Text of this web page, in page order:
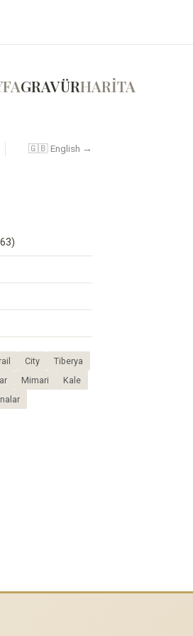
GRAVÜRHARİTA
🇬🇧 English →
City
Tiberya
Mimari
Kale